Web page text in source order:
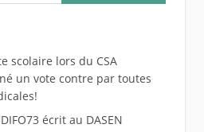
scolaire lors du CSA
un vote contre par toutes
écrit au DASEN